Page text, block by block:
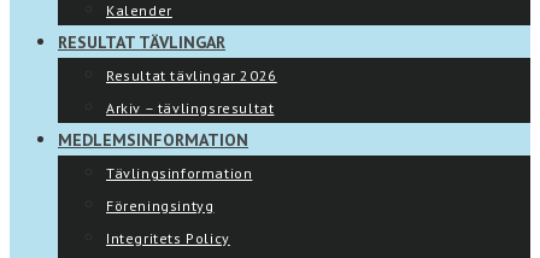
Kalender
RESULTAT TÄVLINGAR
Resultat tävlingar 2026
Arkiv – tävlingsresultat
MEDLEMSINFORMATION
Tävlingsinformation
Föreningsintyg
Integritets Policy